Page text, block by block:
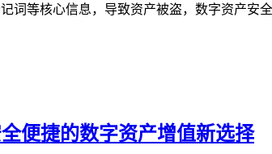
词等核心信息，导致资产被盗，数字资产
便捷的数字资产增值新选择